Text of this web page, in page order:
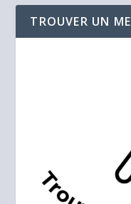
TROUVER UN